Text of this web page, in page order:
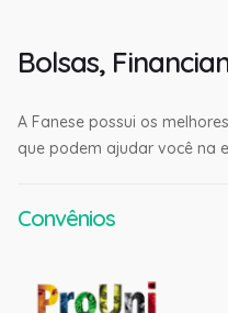
Bolsas,
A Fanese possui os
que podem ajudar você na
Convênios